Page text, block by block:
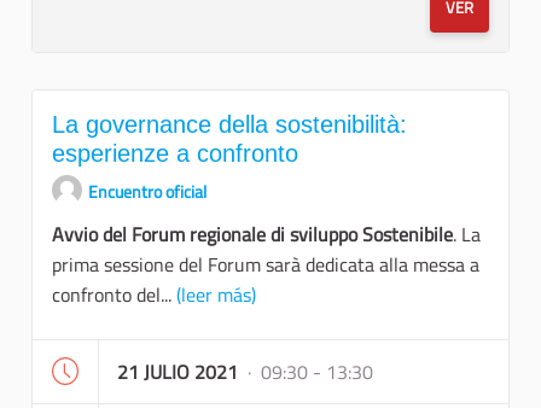
VER
La governance della sostenibilità:
esperienze a confronto
Encuentro oficial
Avvio del Forum regionale di sviluppo Sostenibile. La
prima sessione del Forum sarà dedicata alla messa a
confronto del...(leer más)
21 JULIO 2021 · 09:30 - 13:30